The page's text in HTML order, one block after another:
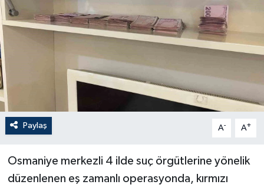
Paylaş A- A+
Osmaniye merkezli 4 ilde suç örgütlerine yönelik
düzenlenen eş zamanlı operasyonda, kırmızı